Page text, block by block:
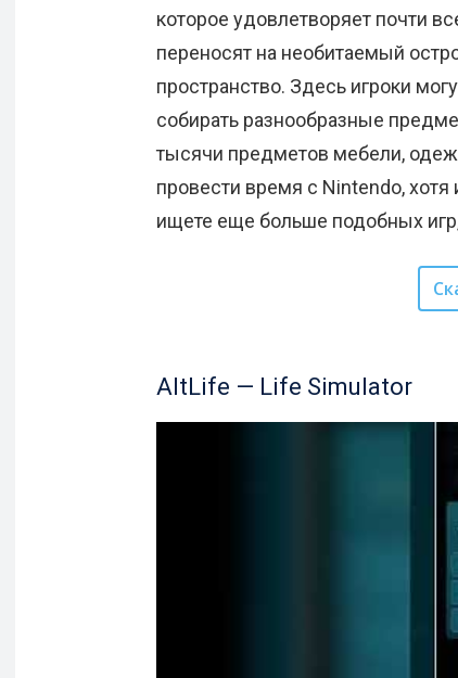
которое удовлетворяет почти
переносят на необитаемый
пространство. Здесь игроки
собирать разнообразные
тысячи предметов мебели,
провести время с Nintendo,
ищете еще больше подобных
AltLife — Life Simulator